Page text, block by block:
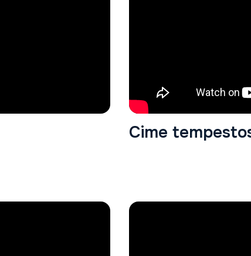
Cime